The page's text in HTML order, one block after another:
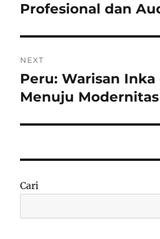
Profesional dan
NEXT
Next
post:
Peru: Warisan Inka
Menuju
Cari